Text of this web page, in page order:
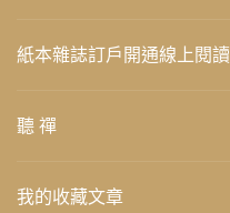
紙本雜誌訂戶開通線上閱讀
聽 禪
我的收藏文章